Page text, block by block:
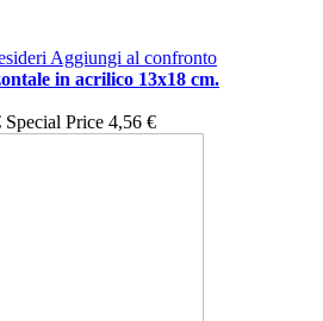
Aggiungi al confronto
in acrilico 13x18 cm.
Special Price 4,56 €